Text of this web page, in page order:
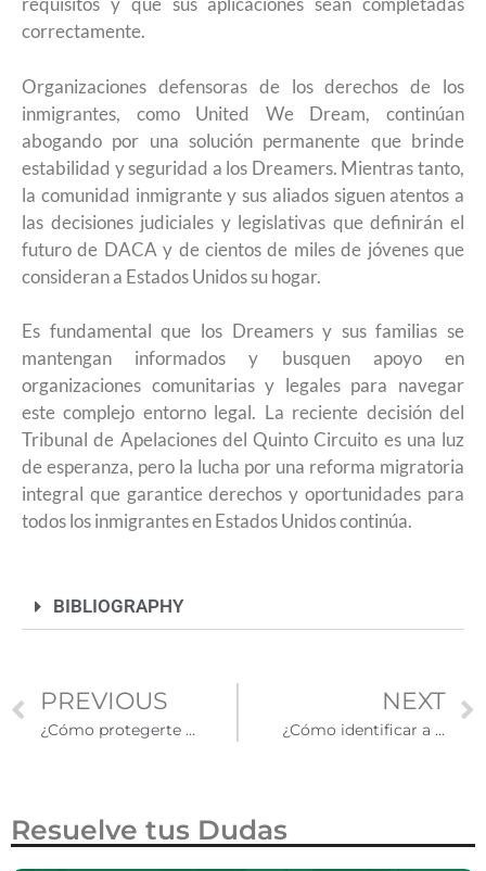
correctamente.
Organizaciones defensoras de los derechos de los
inmigrantes, como United We Dream, continúan
abogando por una solución permanente que brinde
estabilidad y seguridad a los Dreamers. Mientras tanto,
la comunidad inmigrante y sus aliados siguen atentos a
las decisiones judiciales y legislativas que definirán el
futuro de DACA y de cientos de miles de jóvenes que
consideran a Estados Unidos su hogar.
Es fundamental que los Dreamers y sus familias se
mantengan informados y busquen apoyo en
organizaciones comunitarias y legales para navegar
este complejo entorno legal. La reciente decisión del
Tribunal de Apelaciones del Quinto Circuito es una luz
de esperanza, pero la lucha por una reforma migratoria
integral que garantice derechos y oportunidades para
todos los inmigrantes en Estados Unidos continúa.
BIBLIOGRAPHY
PREVIOUS
¿Cómo protegerte de ICE?
NEXT
¿Cómo identificar a un agente de ICE?
Resuelve tus Dudas